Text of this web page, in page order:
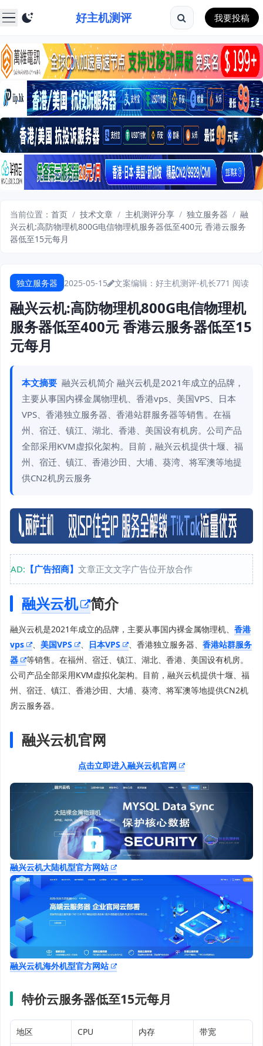
好主机测评 我要投稿
当前位置： 首页 / 技术文章 / 主机测评分享 / 独立服务器 / 融
兴云机:高防物理机800G电信物理机服务器低至400元 香港云服务
器低至15元每月
独立服务器 2025-05-15 文案编辑：好主机测评-机长771 阅读
融兴云机:高防物理机800G电信物理机
服务器低至400元 香港云服务器低至15
元每月
本文摘要 融兴云机简介 融兴云机是2021年成立的品牌，
主要从事国内裸金属物理机、香港vps、美国VPS、日本
VPS、香港独立服务器、香港站群服务器等销售。在福
州、宿迁、镇江、湖北、香港、美国设有机房。公司产品
全部采用KVM虚拟化架构。目前，融兴云机提供十堰、福
州、宿迁、镇江、香港沙田、大埔、葵湾、将军澳等地提
供CN2机房云服务
AD: 【广告招商】 文章正文文字广告位开放合作
融兴云机 简介
融兴云机是2021年成立的品牌，主要从事国内裸金属物理机、 香港
vps
、 美国VPS 、 日本VPS 、香港独立服务器、 香港站群服务
器
等销售。在福州、宿迁、镇江、湖北、香港、美国设有机房。
公司产品全部采用KVM虚拟化架构。目前，融兴云机提供十堰、福
州、宿迁、镇江、香港沙田、大埔、葵湾、将军澳等地提供CN2机
房云服务器。
融兴云机官网
点击立即进入融兴云机官网
融兴云机大陆机型官方网站
融兴云机海外机型官方网站
特价云服务器低至15元每月
地区 CPU 内存 带宽